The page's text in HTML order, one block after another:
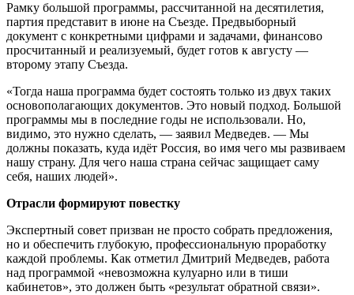
Рамку большой программы, рассчитанной на десятилетия,
партия представит в июне на Съезде. Предвыборный
документ с конкретными цифрами и задачами, финансово
просчитанный и реализуемый, будет готов к августу —
второму этапу Съезда.
«Тогда наша программа будет состоять только из двух таких
основополагающих документов. Это новый подход. Большой
программы мы в последние годы не использовали. Но,
видимо, это нужно сделать, — заявил Медведев. — Мы
должны показать, куда идёт Россия, во имя чего мы развиваем
нашу страну. Для чего наша страна сейчас защищает саму
себя, наших людей».
Отрасли формируют повестку
Экспертный совет призван не просто собрать предложения,
но и обеспечить глубокую, профессиональную проработку
каждой проблемы. Как отметил Дмитрий Медведев, работа
над программой «невозможна кулуарно или в тиши
кабинетов», это должен быть «результат обратной связи».